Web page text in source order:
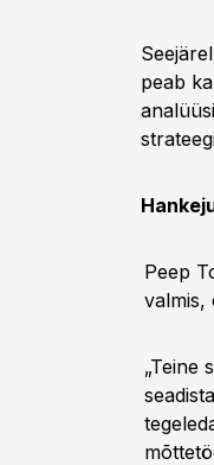
peab
Peep
valmis,
„Teine